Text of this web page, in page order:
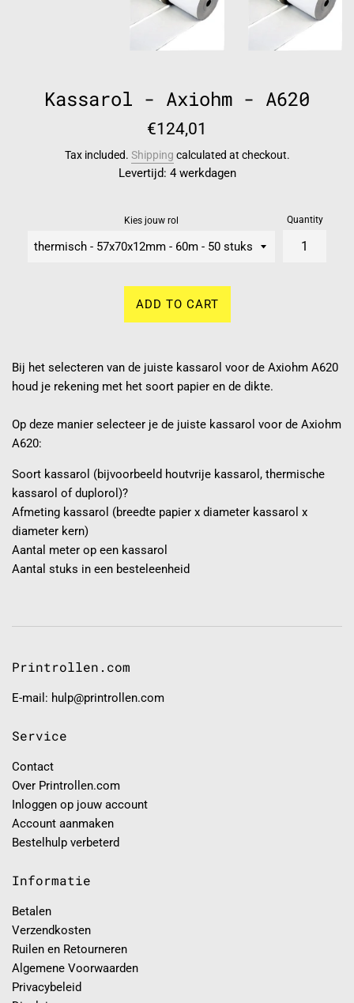
Kassarol - Axiohm - A620
Regular
€124,01
Tax included. Shipping calculated at checkout.
Levertijd: 4 werkdagen
Kies jouw rol Quantity
ADD TO CART
Bij het selecteren van de juiste kassarol voor de Axiohm A620
houd je rekening met het soort papier en de dikte.
Op deze manier selecteer je de juiste kassarol voor de Axiohm
A620:
Soort kassarol (bijvoorbeeld houtvrije kassarol, thermische
kassarol of duplorol)?
Afmeting kassarol (breedte papier x diameter kassarol x
diameter kern)
Aantal meter op een kassarol
Aantal stuks in een besteleenheid
Printrollen.com
E-mail: hulp@printrollen.com
Service
Contact
Over Printrollen.com
Inloggen op jouw account
Account aanmaken
Bestelhulp verbeterd
Informatie
Betalen
Verzendkosten
Ruilen en Retourneren
Algemene Voorwaarden
Privacybeleid